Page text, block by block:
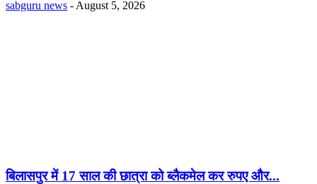
sabguru news - August 5, 2026
बिलासपुर में 17 साल की छात्रा को ब्लैकमेल कर रुपए और...